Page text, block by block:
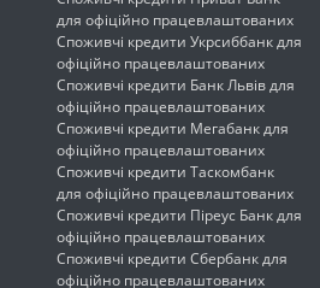
для офіційно працевлаштованих
Споживчі кредити Укрсиббанк для
офіційно працевлаштованих
Споживчі кредити Банк Львів для
офіційно працевлаштованих
Споживчі кредити Мегабанк для
офіційно працевлаштованих
Споживчі кредити Таскомбанк
для офіційно працевлаштованих
Споживчі кредити Піреус Банк для
офіційно працевлаштованих
Споживчі кредити Сбербанк для
офіційно працевлаштованих